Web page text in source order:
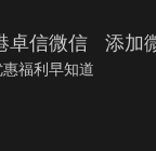
添加
惠福利早知道